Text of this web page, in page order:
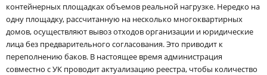
контейнерных площадках объемов реальной нагрузке. Нередко на
одну площадку, рассчитанную на несколько многоквартирных
домов, осуществляют вывоз отходов организации и юридические
лица без предварительного согласования. Это приводит к
переполнению баков. В настоящее время администрация
совместно с УК проводит актуализацию реестра, чтобы количество